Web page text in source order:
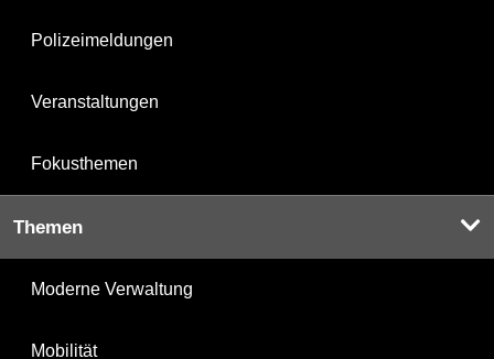
Polizeimeldungen
Veranstaltungen
Fokusthemen
Themen
Moderne Verwaltung
Mobilität